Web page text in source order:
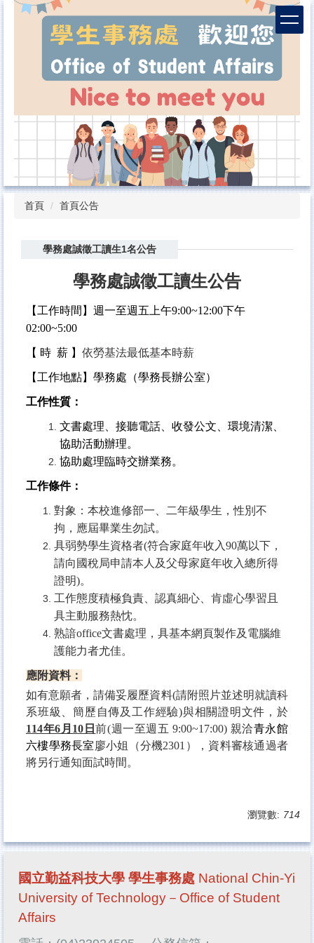
首頁 首頁公告
學務處誠徵工讀生1名公告
學務處誠徵工讀生公告
【工作時間】週一至週五上午9:00~12:00下午
02:00~5:00
【 時 薪 】 依勞基法最低基本時薪
【工作地點】學務處（學務長辦公室）
工作性質：
文書處理、接聽電話、收發公文、環境清潔、
協助活動辦理。
協助處理臨時交辦業務。
工作條件：
對象：本校進修部一、二年級學生，性別不
拘，應屆畢業生勿試。
具弱勢學生資格者(符合家庭年收入90萬以下，
請向國稅局申請本人及父母家庭年收入總所得
證明)。
工作態度積極負責、認真細心、肯虛心學習且
具主動服務熱忱。
熟諳office文書處理，具基本網頁製作及電腦維
護能力者尤佳。
應附資料：
如有意願者，請備妥履歷資料(請附照片並述明就讀科
系班級、簡歷自傳及工作經驗)與相關證明文件，於
114年6月10日前(週一至週五 9:00~17:00) 親洽青永館
六樓學務長室 廖小姐（分機2301），資料審核通過者
將另行通知面試時間。
瀏覽數: 714
國立勤益科技大學 學生事務處 National Chin-Yi
University of Technology－Office of Student
Affairs